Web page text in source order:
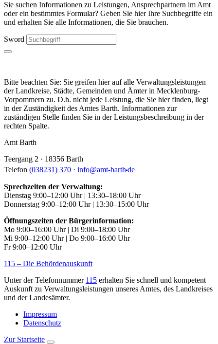
Sie suchen Informationen zu Leistungen, Ansprechpartnern im Amt
oder ein bestimmtes Formular? Geben Sie hier Ihre Suchbegriffe ein
und erhalten Sie alle Informationen, die Sie brauchen.
Sword
Bitte beachten Sie: Sie greifen hier auf alle Verwaltungsleistungen
der Landkreise, Städte, Gemeinden und Ämter in Mecklenburg-
Vorpommern zu. D.h. nicht jede Leistung, die Sie hier finden, liegt
in der Zuständigkeit des Amtes Barth. Informationen zur
zuständigen Stelle finden Sie in der Leistungsbeschreibung in der
rechten Spalte.
Amt Barth
Teergang 2 · 18356 Barth
Telefon (038231) 370 · info@amt-barthde
Sprechzeiten der Verwaltung:
Dienstag 9:00–12:00 Uhr | 13:30–18:00 Uhr
Donnerstag 9:00–12:00 Uhr | 13:30–15:00 Uhr
Öffnungszeiten der Bürgerinformation:
Mo 9:00–16:00 Uhr | Di 9:00–18:00 Uhr
Mi 9:00–12:00 Uhr | Do 9:00–16:00 Uhr
Fr 9:00–12:00 Uhr
115 – Die Behördenauskunft
Unter der Telefonnummer 115 erhalten Sie schnell und kompetent
Auskunft zu Verwaltungsleistungen unseres Amtes, des Landkreises
und der Landesämter.
Impressum
Datenschutz
Zur Startseite